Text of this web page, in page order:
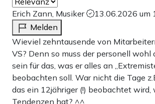
Erich Zann, Musiker 13.06.2026 um
Melden
Wieviel zehntausende von
VS? Denn so muss der personell wohl
sein für das, was er alles an
beobachten soll. War nicht die Tage
das ein 12jähriger (!) beobachtet wird,
Tendenzen hat? ^^